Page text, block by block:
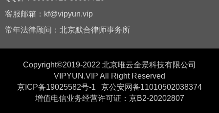
客服邮箱：kf@vipyun.vip
常年法律顾问：北京默合律师事务所
Copyright©2019-2022 北京唯云全景科技有限公司
VIPYUN.VIP All Right Reserved
京ICP备19025582号-1
京公安网备11010502038374
增值电信业务经营许可证：京B2-20202807